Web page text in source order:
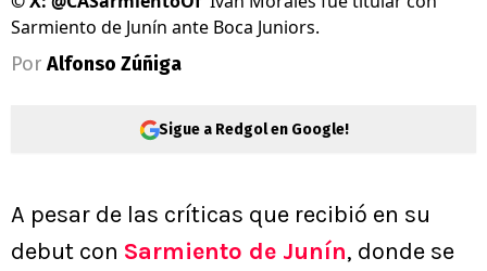
Sarmiento de Junín ante Boca Juniors.
Por Alfonso Zúñiga
Sigue a Redgol en Google!
A pesar de las críticas que recibió en su
debut con Sarmiento de Junín, donde se